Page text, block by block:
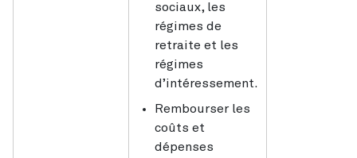
sociaux, les
régimes de
retraite et les
régimes
d’intéressement.
Rembourser les
coûts et
dépenses